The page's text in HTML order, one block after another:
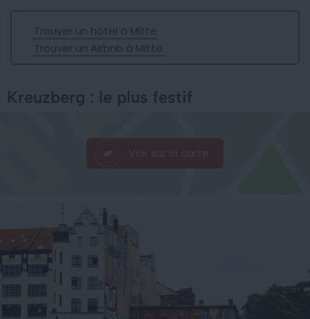
Trouver un hôtel à Mitte
Trouver un Airbnb à Mitte
Kreuzberg : le plus festif
Voir sur la carte